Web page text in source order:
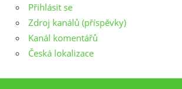
Přihlásit se
Zdroj kanálů (příspěvky)
Kanál komentářů
Česká lokalizace